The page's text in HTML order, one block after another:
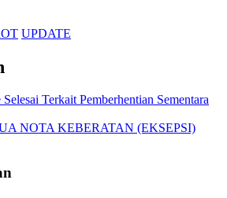
UPDATE
Terkait Pemberhentian Sementara
NOTA KEBERATAN (EKSEPSI)